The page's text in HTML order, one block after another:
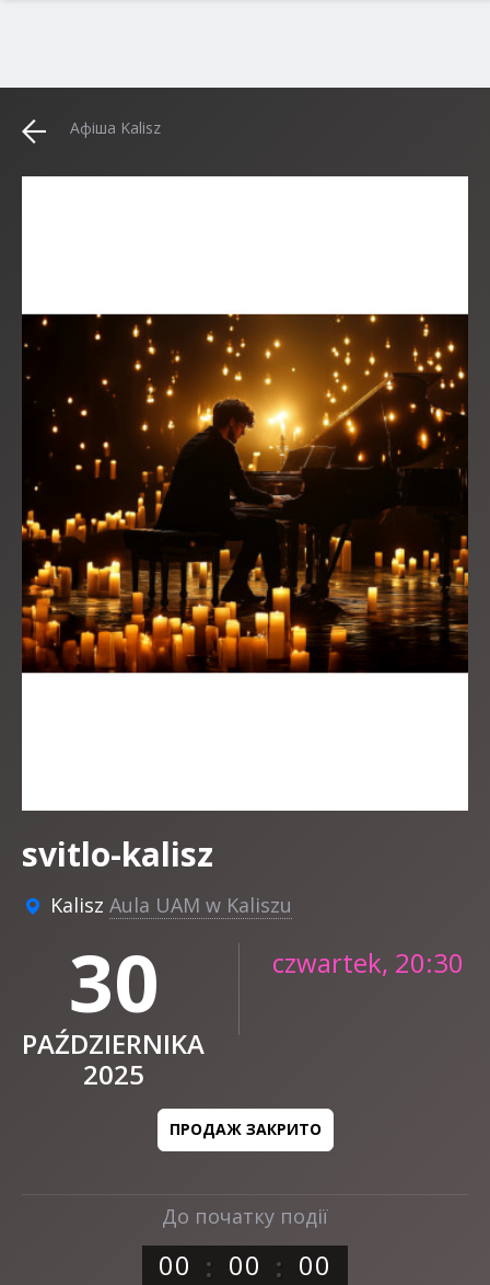
Афіша Kalisz
До початку події
00 00 00
svitlo-kalisz
Kalisz Aula UAM w Kaliszu
30
PAŹDZIERNIKA
2025
czwartek, 20:30
ПРОДАЖ ЗАКРИТО